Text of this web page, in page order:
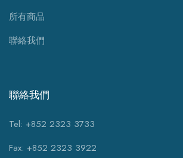
所有商品
聯絡我們
聯絡我們
Tel: +852 2323 3733
Fax: +852 2323 3922